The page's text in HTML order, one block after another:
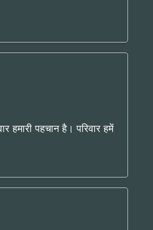
हमारी पहचान है। परिवार हमें